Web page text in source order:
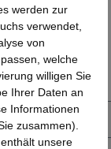
Beratung
635940
werden zur
verwendet,
von
welche
willigen Sie
Ihrer Daten an
Informationen
zusammen).
unsere